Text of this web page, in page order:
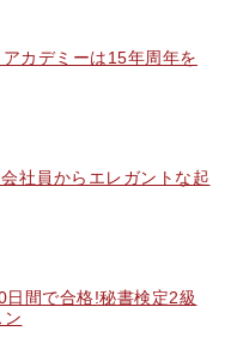
カデミーは15年周年を
社員からエレガントな起
日間で合格!秘書検定2級
ン